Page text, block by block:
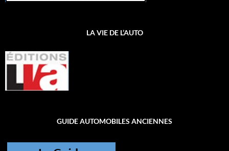
LA VIE DE L’AUTO
GUIDE AUTOMOBILES ANCIENNES